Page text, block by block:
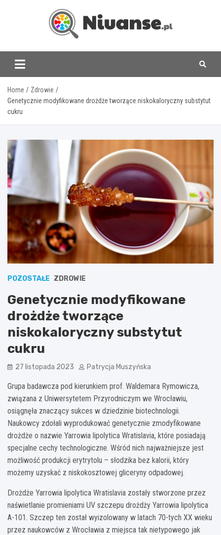
www.niuanse.pl
Home
Zdrowie
Genetycznie modyfikowane drożdże tworzące niskokaloryczny substytut
cukru
POZOSTAŁE ZDROWIE
Genetycznie modyfikowane
drożdże tworzące
niskokaloryczny substytut
cukru
27 listopada 2023 Patrycja Muszyńska
Grupa badawcza pod kierunkiem prof. Waldemara Rymowicza,
związana z Uniwersytetem Przyrodniczym we Wrocławiu,
osiągnęła znaczący sukces w dziedzinie biotechnologii.
Naukowcy zdołali wyprodukować genetycznie zmodyfikowane
drożdże o nazwie Yarrowia lipolytica Wratislavia, które posiadają
specjalne cechy technologiczne. Wśród nich najważniejsze jest
możliwość produkcji erytrytolu – słodzika bez kalorii, który
możemy uzyskać z niskokosztowej gliceryny odpadowej.
Drożdże Yarrowia lipolytica Wratislavia zostały stworzone przez
naświetlanie promieniami UV szczepu drożdży Yarrowia lipolytica
A-101. Szczep ten został wyizolowany w latach 70-tych XX wieku
przez naukowców z Wrocławia z miejsca tak nietypowego jak